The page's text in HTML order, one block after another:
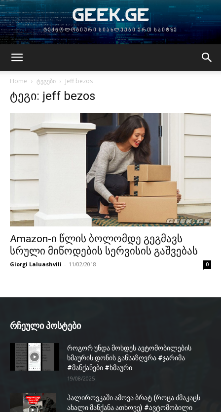
GEEK.GE
ტექნოლოგიური სიახლეები ერთ საიტზე
Home ტეგები Jeff bezos
ტეგი: jeff bezos
Amazon-ი წლის ბოლომდე გეგმავს
სრული მიწოდების სერვისის გაშვებას
Giorgi Laluashvili - 11/02/2018 0
რჩეული პოსტები
როგორ უნდა მოხდეს ავტომობილების
ხმაურის დონის განსაზღვრა #ჯარიმა
#მანქანები #ხმაური
19/08/2025
პალიროვკაში ამოვა ბრატ (როცა ძმაკაცს
ახალი მანქანა ათხოვე) #ავტომობილი